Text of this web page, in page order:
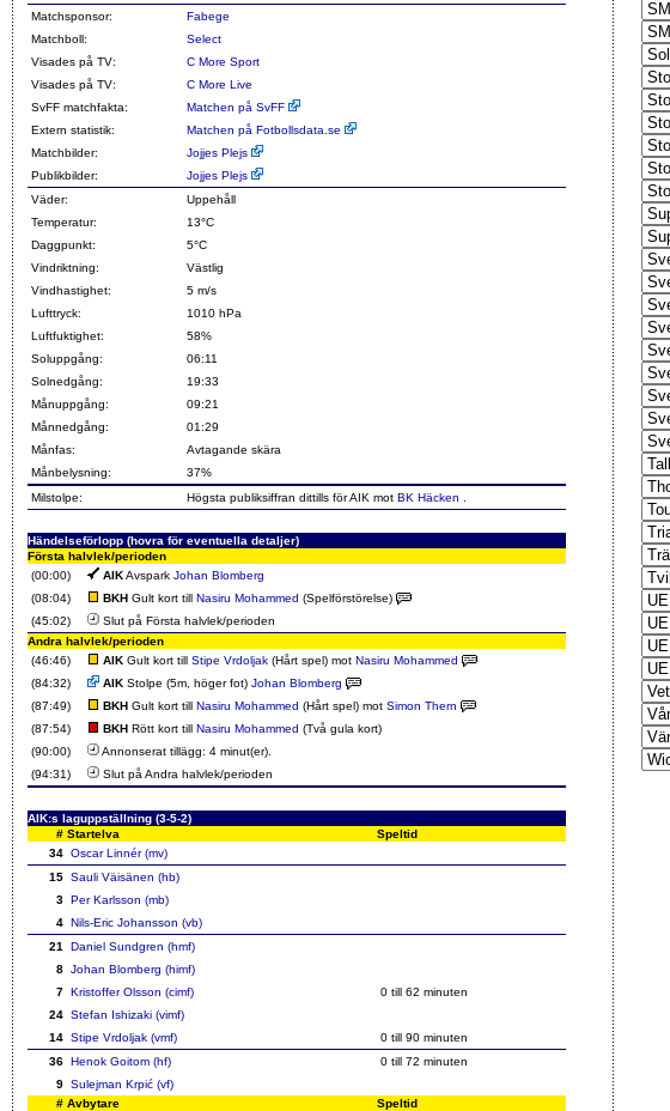
Matchsponsor:
Fabege
Matchboll:
Select
Visades på TV:
C More Sport
Visades på TV:
C More Live
SvFF matchfakta:
Matchen på SvFF
Extern statistik:
Matchen på Fotbollsdata.se
Matchbilder:
Jojjes Plejs
Publikbilder:
Jojjes Plejs
Väder:
Uppehåll
Temperatur:
13°C
Daggpunkt:
5°C
Vindriktning:
Västlig
Vindhastighet:
5 m/s
Lufttryck:
1010 hPa
Luftfuktighet:
58%
Soluppgång:
06:11
Solnedgång:
19:33
Månuppgång:
09:21
Månnedgång:
01:29
Månfas:
Avtagande skära
Månbelysning:
37%
Milstolpe:
Högsta publiksiffran dittills för AIK mot BK Häcken
Händelseförlopp (hovra för eventuella detaljer)
Första halvlek/perioden
(00:00)
AIKAvspark Johan Blomberg
(08:04)
BKH Gult kort till Nasiru Mohammed (Spelförstörelse)
(45:02)
Slut på Första halvlek/perioden
Andra halvlek/perioden
(46:46)
AIK Gult kort till Stipe Vrdoljak (Hårt spel) mot Nasiru Mohammed
(84:32)
AIK Stolpe (5m, höger fot) Johan Blomberg
(87:49)
BKH Gult kort till Nasiru Mohammed (Hårt spel) mot Simon Thern
(87:54)
BKH Rött kort till Nasiru Mohammed (Två gula kort)
(90:00)
Annonserat tillägg: 4 minut(er).
(94:31)
Slut på Andra halvlek/perioden
AIK:s laguppställning (3-5-2)
# Startelva
Speltid
34 Oscar Linnér (mv)
15 Sauli Väisänen (hb)
3 Per Karlsson (mb)
4 Nils-Eric Johansson (vb)
21
Daniel Sundgren (hmf)
8 Johan Blomberg (himf)
7 Kristoffer Olsson (cimf)
0 till 62 minuten
24 Stefan Ishizaki (vimf)
14 Stipe Vrdoljak (vmf)
0 till 90 minuten
36 Henok Goitom (hf)
0 till 72 minuten
9 Sulejman Krpić (vf)
# Avbytare
Speltid